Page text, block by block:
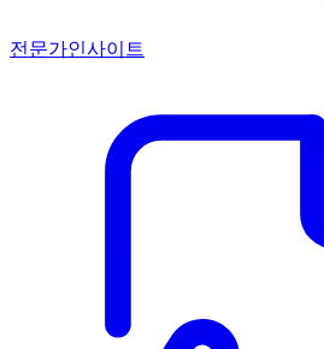
전문가인사이트